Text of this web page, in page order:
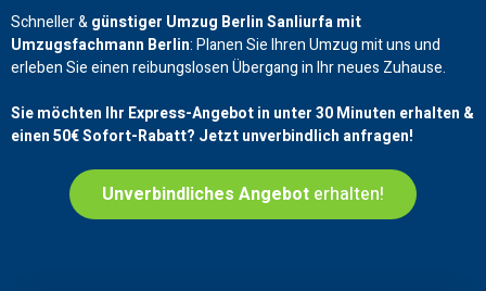
Schneller &günstiger Umzug Berlin Sanliurfa mit
Umzugsfachmann Berlin: Planen Sie Ihren Umzug mit uns und
erleben Sie einen reibungslosen Übergang in Ihr neues Zuhause.
Sie möchten Ihr Express-Angebot in unter 30 Minuten erhalten &
einen50€Sofort-Rabatt? Jetzt unverbindlich anfragen!
Unverbindliches Angebot erhalten!